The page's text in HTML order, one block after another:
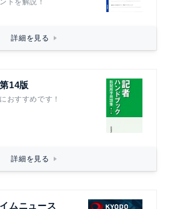
トを解説！
詳細を見る
14版
おすすめです！
詳細を見る
ムニュース